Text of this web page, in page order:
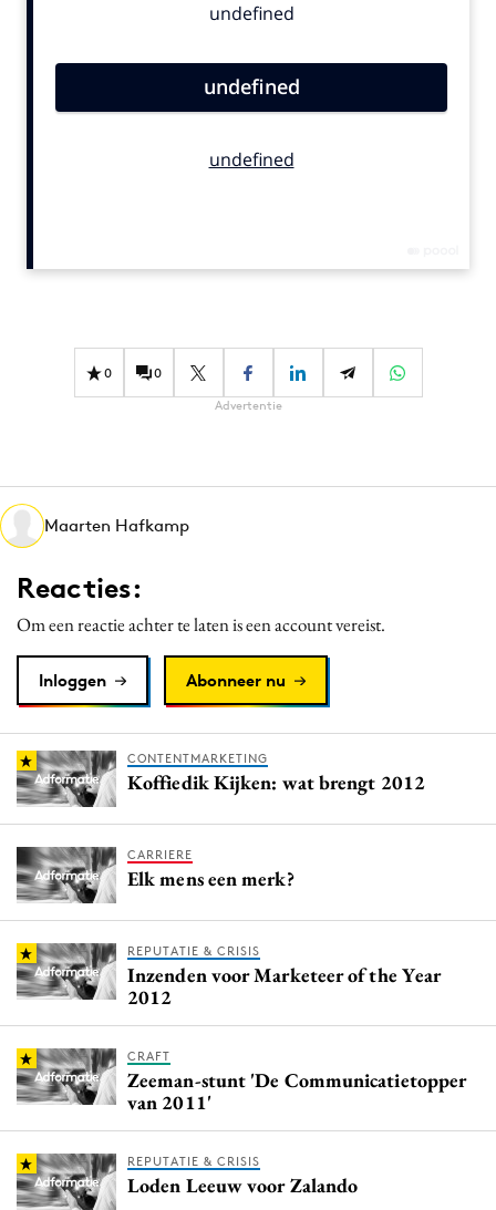
Contentmarketing
Effectiviteit
Gedragsverandering
Martech
Media
Merkstrategie
Programmatic
Purpose Marketing
Reputatie & crisis
0 0
Advertentie
Maarten Hafkamp
Reacties:
Om een reactie achter te laten is een account vereist.
Inloggen Abonneer nu
CONTENTMARKETING
Koffiedik Kijken: wat brengt 2012
CARRIERE
Elk mens een merk?
REPUTATIE & CRISIS
Inzenden voor Marketeer of the Year
2012
CRAFT
Zeeman-stunt 'De Communicatietopper
van 2011'
REPUTATIE & CRISIS
Loden Leeuw voor Zalando